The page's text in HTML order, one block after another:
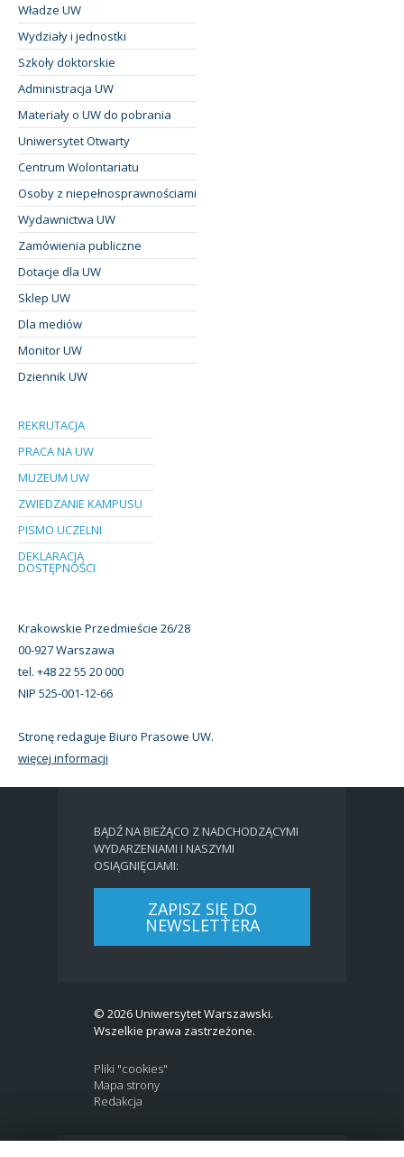
Władze UW
Wydziały i jednostki
Szkoły doktorskie
Administracja UW
Materiały o UW do pobrania
Uniwersytet Otwarty
Centrum Wolontariatu
Osoby z niepełnosprawnościami
Wydawnictwa UW
Zamówienia publiczne
Dotacje dla UW
Sklep UW
Dla mediów
Monitor UW
Dziennik UW
REKRUTACJA
PRACA NA UW
MUZEUM UW
ZWIEDZANIE KAMPUSU
PISMO UCZELNI
DEKLARACJA
DOSTĘPNOŚCI
Krakowskie Przedmieście 26/28
00-927 Warszawa
tel. +48 22 55 20 000
NIP 525-001-12-66
Stronę redaguje Biuro Prasowe UW.
więcej informacji
BĄDŹ NA BIEŻĄCO Z NADCHODZĄCYMI
WYDARZENIAMI I NASZYMI
OSIĄGNIĘCIAMI:
ZAPISZ SIĘ DO
NEWSLETTERA
© 2026 Uniwersytet Warszawski.
Wszelkie prawa zastrzeżone.
Pliki "cookies"
Mapa strony
Redakcja